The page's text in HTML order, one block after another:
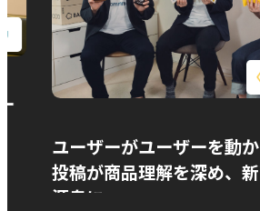
ユーザーがユーザーを動か
投稿が商品理解を深め、
源泉に